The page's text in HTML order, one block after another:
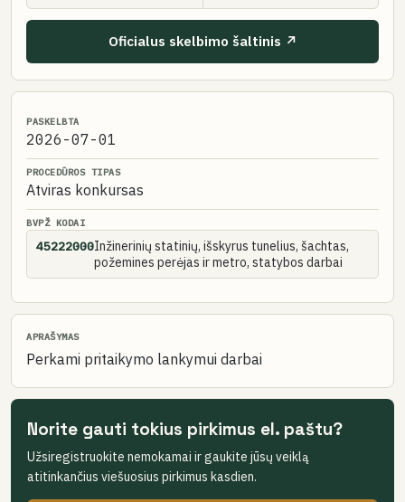
Oficialus skelbimo šaltinis ↗
PASKELBTA
2026-07-01
PROCEDŪROS TIPAS
Atviras konkursas
BVPŽ KODAI
45222000Inžinerinių statinių, išskyrus tunelius, šachtas,
požemines perėjas ir metro, statybos darbai
APRAŠYMAS
Perkami pritaikymo lankymui darbai
Norite gauti tokius pirkimus el. paštu?
Užsiregistruokite nemokamai ir gaukite jūsų veiklą
atitinkančius viešuosius pirkimus kasdien.